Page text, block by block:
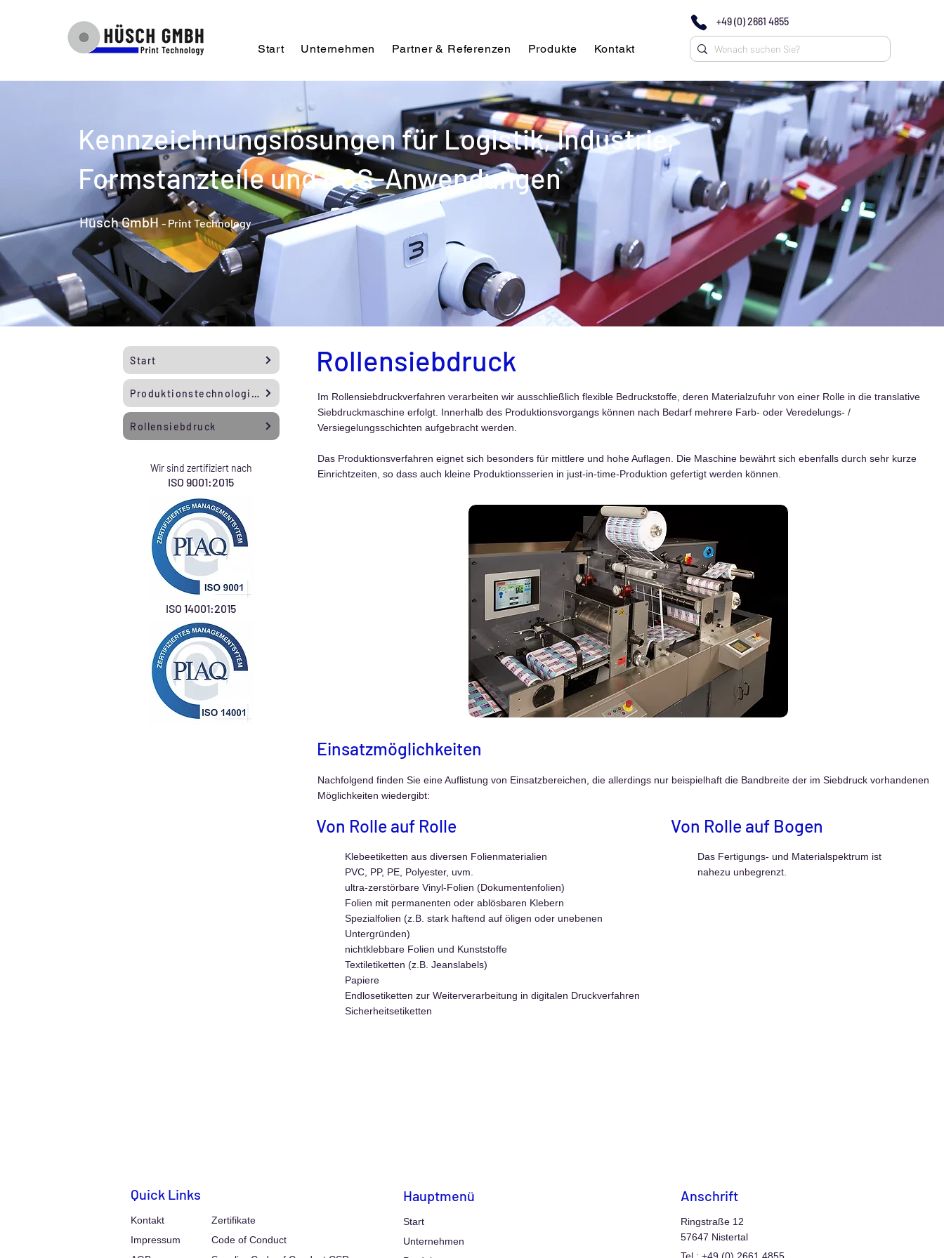
Start Unternehmen Partner & Referenzen Produkte Kontakt
+49 (0) 2661 4855
Kennzeichnungslösungen für Logistik, Industrie,
Formstanzteile und POS-Anwendungen
Hüsch GmbH- Print Technology
Start
Produktionstechnologien
Rollensiebdruck
Wir sind zertifiziert nach
ISO 9001:2015
ISO 14001:2015
Rollensiebdruck
Im Rollensiebdruckverfahren verarbeiten wir ausschließlich flexible Bedruckstoffe, deren Materialzufuhr von einer Rolle in die translative
Siebdruckmaschine erfolgt. Innerhalb des Produktionsvorgangs können nach Bedarf mehrere Farb- oder Veredelungs- /
Versiegelungsschichten aufgebracht werden.
Das Produktionsverfahren eignet sich besonders für mittlere und hohe Auflagen. Die Maschine bewährt sich ebenfalls durch sehr kurze
Einrichtzeiten, so dass auch kleine Produktionsserien in just-in-time-Produktion gefertigt werden können.
Einsatzmöglichkeiten
Nachfolgend finden Sie eine Auflistung von Einsatzbereichen, die allerdings nur beispielhaft die Bandbreite der im Siebdruck vorhandenen
Möglichkeiten wiedergibt:
Von Rolle auf Rolle
Klebeetiketten aus diversen Folienmaterialien
PVC, PP, PE, Polyester, uvm.
ultra-zerstörbare Vinyl-Folien (Dokumentenfolien)
Folien mit permanenten oder ablösbaren Klebern
Spezialfolien (z.B. stark haftend auf öligen oder unebenen
Untergründen)
nichtklebbare Folien und Kunststoffe
Textiletiketten (z.B. Jeanslabels)
Papiere
Endlosetiketten zur Weiterverarbeitung in digitalen Druckverfahren
Sicherheitsetiketten
Von Rolle auf Bogen
Das Fertigungs- und Materialspektrum ist
nahezu unbegrenzt.
Quick Links
Kontakt
Zertifikate
Impressum
Code of Conduct
Hauptmenü
Start
Unternehmen
Anschrift
Ringstraße 12
57647 Nistertal